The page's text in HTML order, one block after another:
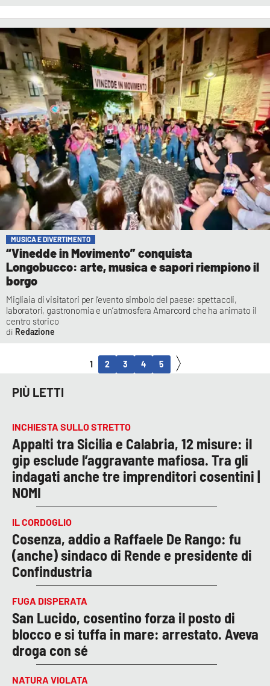
MUSICA E DIVERTIMENTO
“Vinedde in Movimento” conquista
Longobucco: arte, musica e sapori riempiono il
borgo
Migliaia di visitatori per l’evento simbolo del paese: spettacoli,
laboratori, gastronomia e un’atmosfera Amarcord che ha animato il
centro storico
Redazione
1 2 3 4 5
PIÙ LETTI
INCHIESTA SULLO STRETTO
Appalti tra Sicilia e Calabria, 12 misure: il
gip esclude l’aggravante mafiosa. Tra gli
indagati anche tre imprenditori cosentini |
NOMI
IL CORDOGLIO
Cosenza, addio a Raffaele De Rango: fu
(anche) sindaco di Rende e presidente di
Confindustria
FUGA DISPERATA
San Lucido, cosentino forza il posto di
blocco e si tuffa in mare: arrestato. Aveva
droga con sé
NATURA VIOLATA